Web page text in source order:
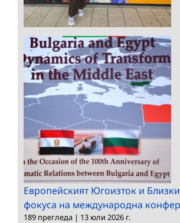
Европейският Югоизток и
фокуса на международна
189 прегледа | 13 юли 2026 г.